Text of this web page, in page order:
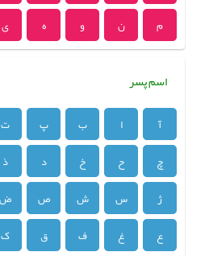
م
ن و ه ی
اسم پسر
آ ا ب پ ت
چ
ح خ د ذ
ژ
س ش ص ض
ع
غ ف ق ک